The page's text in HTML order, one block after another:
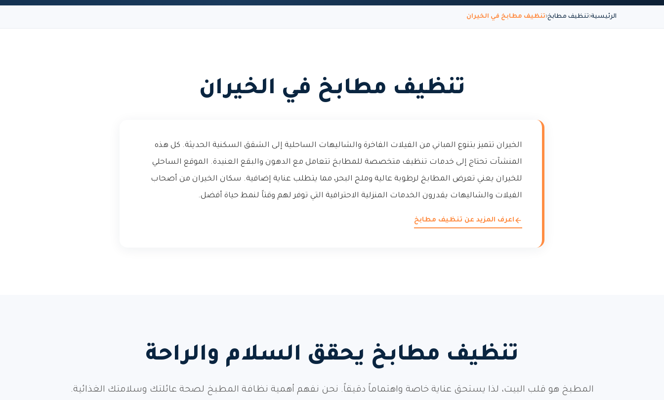
الرئيسية تنظيف مطابخ تنظيف مطابخ في الخيران
تنظيف مطابخ في الخيران
الخيران تتميز بتنوع المباني من الفيلات الفاخرة والشاليهات الساحلية إلى الشقق السكنية الحديثة. كل هذه
المنشآت تحتاج إلى خدمات تنظيف متخصصة للمطابخ تتعامل مع الدهون والبقع العنيدة. الموقع الساحلي
للخيران يعني تعرض المطابخ لرطوبة عالية وملح البحر، مما يتطلب عناية إضافية. سكان الخيران من أصحاب
الفيلات والشاليهات يقدرون الخدمات المنزلية الاحترافية التي توفر لهم وقتاً لنمط حياة أفضل.
اعرف المزيد عن تنظيف مطابخ
تنظيف مطابخ يحقق السلام والراحة
المطبخ هو قلب البيت، لذا يستحق عناية خاصة واهتماماً دقيقاً. نحن نفهم أهمية نظافة المطبخ لصحة عائلتك وسلامتك الغذائية.